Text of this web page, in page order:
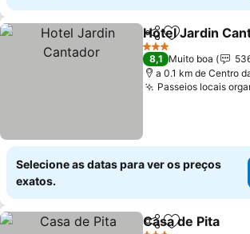
PartilharAdicionar
Hotel Jardin
3 Estrelas
8,1 Muito boa
a 0.1 km de Centro
Passeios locais
Selecione as datas para ver os preços
exatos.
PartilharAdicionar
Casa de Pita